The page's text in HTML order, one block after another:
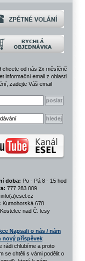
chcete od nás 2x měsíčně
informační email z oblasti
zadejte Váš email
doba: Po - Pá 8 - 15 hod
777 283 009
info(a)esel.cz
Kutnohorská 678
nad Č. lesy
Napsali o nás / nám
nový příspěvek
rádi chlubíme a proto
se chtěli s vámi podělit o